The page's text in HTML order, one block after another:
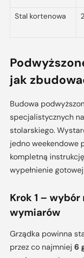
Stal kortenowa
jak
Budowa
specjalistycznych
stolarskiego.
jedno weekendowe
kompletną
wypełnienie
Krok 1 –
wymiarów
Grządka powinna
przez co najmniej 6